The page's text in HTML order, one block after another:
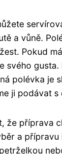
a vůně.
Pokud
svého
polévka je
ji podávat
že příprava
a